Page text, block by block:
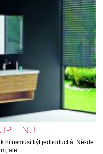
ní nemusí být jednoduchá. Někde
ale…